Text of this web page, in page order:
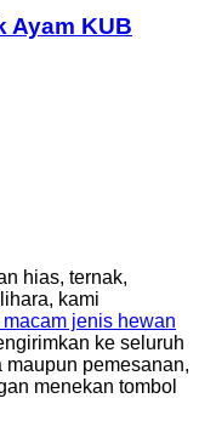
Ayam KUB
hias, ternak,
kami
jenis hewan
ke seluruh
pemesanan,
menekan tombol